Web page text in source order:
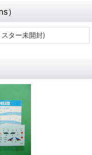
）
ター未開封)